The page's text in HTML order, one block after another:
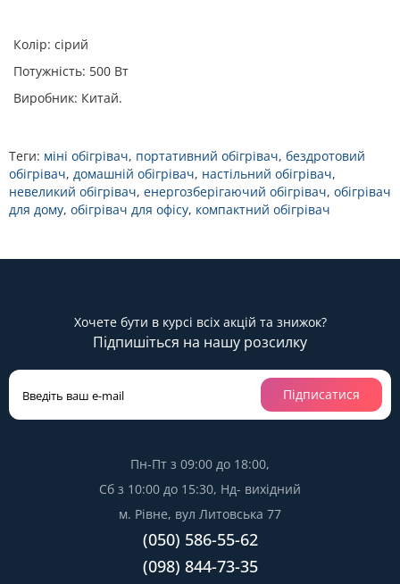
Колір: сірий
Потужність: 500 Вт
Виробник: Китай.
Теги: міні обігрівач, портативний обігрівач, бездротовий
обігрівач, домашній обігрівач, настільний обігрівач,
невеликий обігрівач, енергозберігаючий обігрівач, обігрівач
для дому, обігрівач для офісу, компактний обігрівач
Хочете бути в курсі всіх акцій та знижок?
Підпишіться на нашу розсилку
Підписатися
Пн-Пт з 09:00 до 18:00,
Сб з 10:00 до 15:30, Нд- вихідний
м. Рівне, вул Литовська 77
(050) 586-55-62
(098) 844-73-35